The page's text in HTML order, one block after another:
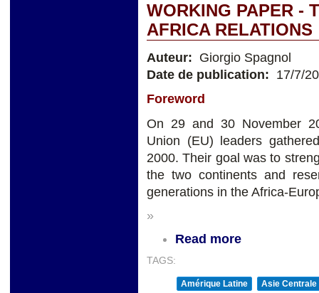
WORKING PAPER -
AFRICA RELATIONS
Auteur: Giorgio Spagnol
Date de publication: 17/7/
Foreword
On 29 and 30 November
Union (EU) leaders
2000. Their goal was to
the two continents and
generations in the Africa-
»
Read more
TAGS:
Amérique Latine
Asie Centrale